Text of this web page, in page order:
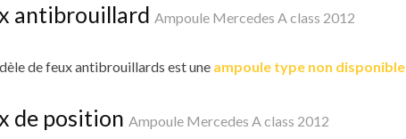
antibrouillard Ampoule Mercedes A class 2012
de feux antibrouillards est une ampoule type non disponible
de position Ampoule Mercedes A class 2012